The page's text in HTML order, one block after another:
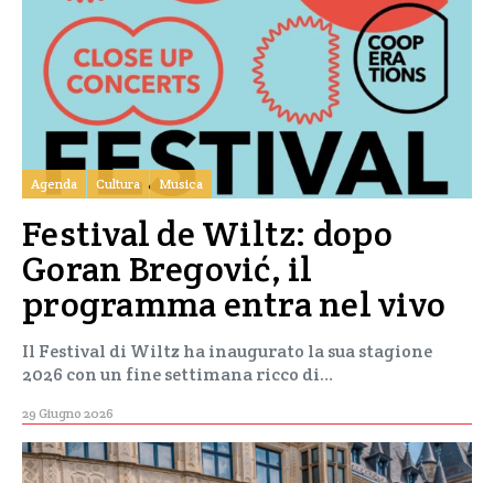
Agenda Cultura Musica
Festival de Wiltz: dopo
Goran Bregović, il
programma entra nel vivo
Il Festival di Wiltz ha inaugurato la sua stagione
2026 con un fine settimana ricco di…
29 Giugno 2026